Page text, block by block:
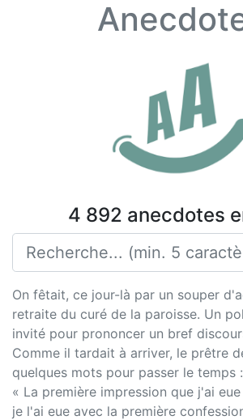
4 892 anecdotes
On fêtait, ce jour-là par un souper
retraite du curé de la paroisse. Un
invité pour prononcer un bref
Comme il tardait à arriver, le prêtre
quelques mots pour passer le temps :
« La première impression que j'ai
je l'ai eue avec la première